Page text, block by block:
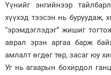
Үүнийг энгийнээр
хүүхэд тээсэн нь буруудаж,
“эрэмдэглэдэг” жишиг
аврал эрэн аргаа барж
амлалт өгдөг төр, засаг юу
Уг нь агаарын бохирдол